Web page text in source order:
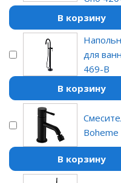
В корзину
для
469-B
В корзину
В корзину